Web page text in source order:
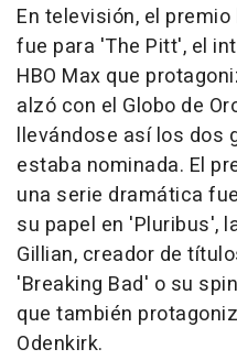
En televisión, el
fue para 'The Pitt', el
HBO Max que
alzó con el Globo de
llevándose así los dos
estaba nominada. El
una serie dramática
su papel en 'Pluribus',
Gillian, creador de
'Breaking Bad' o su
que también
Odenkirk.